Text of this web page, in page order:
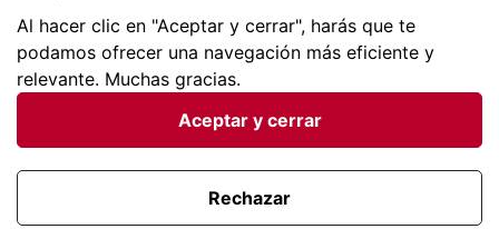
Condiciones generales |Privacidad de datos | Política
Viajes para ti SLU Copyright © BuscoUnChollo.com
Al hacer clic en "Aceptar y cerrar", harás que te
podamos ofrecer una navegación más eficiente y
relevante. Muchas gracias.
Aceptar y cerrar
Rechazar